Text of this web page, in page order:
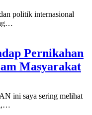
politik internasional
…
Pernikahan
Masyarakat
ini saya sering melihat
…